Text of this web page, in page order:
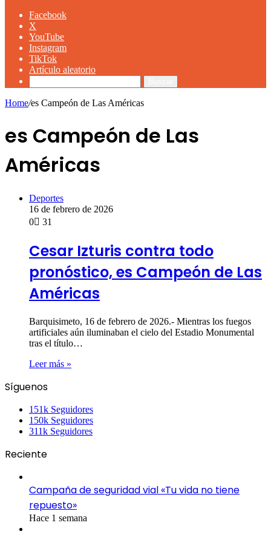
Facebook
X
YouTube
Instagram
TikTok
Artículo aleatorio
Home/es Campeón de Las Américas
es Campeón de Las
Américas
Deportes
16 de febrero de 2026
0
31
Cesar Izturis contra todo
pronóstico, es Campeón de Las
Américas
Barquisimeto, 16 de febrero de 2026.- Mientras los fuegos
artificiales aún iluminaban el cielo del Estadio Monumental
tras el título…
Leer más »
Síguenos
151k Seguidores
150k Seguidores
311k Seguidores
Reciente
Campaña de seguridad vial «Tu vida no tiene
repuesto»
Hace 1 semana